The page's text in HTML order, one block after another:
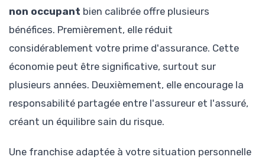
non occupant bien calibrée offre plusieurs
bénéfices. Premièrement, elle réduit
considérablement votre prime d'assurance. Cette
économie peut être significative, surtout sur
plusieurs années. Deuxièmement, elle encourage la
responsabilité partagée entre l'assureur et l'assuré,
créant un équilibre sain du risque.
Une franchise adaptée à votre situation personnelle